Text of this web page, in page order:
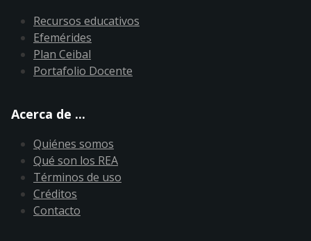
Recursos educativos
Efemérides
Plan Ceibal
Portafolio Docente
Acerca de ...
Quiénes somos
Qué son los REA
Términos de uso
Créditos
Contacto